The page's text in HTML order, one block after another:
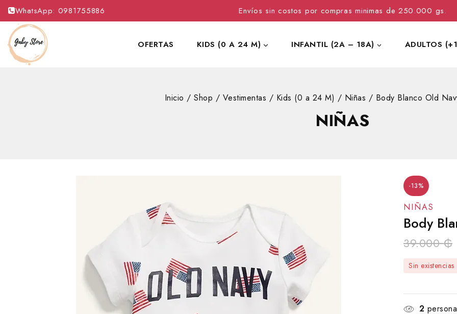
WhatsApp: 0981755886 Envíos sin costos por compras minimas de 250.000 gs.
OFERTAS KIDS (0 A 24 M) INFANTIL (2A – 18A) ADULTOS
Inicio / Shop / Vestimentas / Kids (0 a 24 M) / Niñas / Body Blanco Old
NIÑAS
-13%
NIÑAS
Body
39.000₲
Sin existencias
2